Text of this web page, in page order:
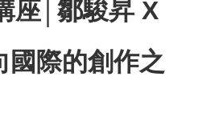
座│鄒駿昇 X
國際的創作之